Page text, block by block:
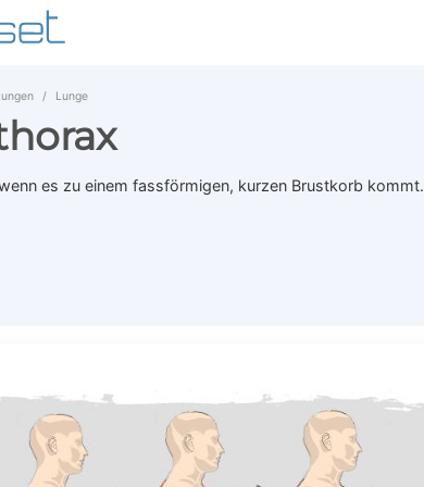
Lunge
es zu einem fassförmigen, kurzen Brustkorb kommt.